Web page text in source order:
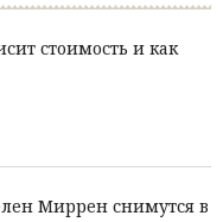
стоимость и как
Миррен снимутся в